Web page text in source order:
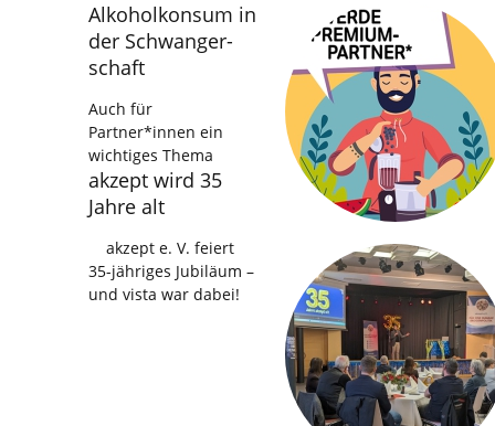
Alkoholkonsum in
der Schwanger­
schaft
Auch für
Partner*innen ein
wichtiges Thema
akzept wird 35
Jahre alt
akzept e. V. feiert
35-jähriges Jubiläum –
und vista war dabei!